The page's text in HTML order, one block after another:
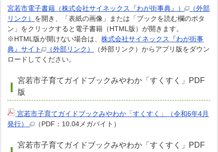
宮若市電子書籍（株式会社サイネックス『わが街事典』）
（外部
リンク） を開き、「表紙の画像」または「ブックを読む欄のボタ
ン」をクリックすると電子書籍（HTML版）が開きます。
※HTML版が開けない場合は、株式会社サイネックス『わが街事
典』サイト
（外部リンク）
（外部リンク）からアプリ版をダウン
ロードしてください。
宮若市子育てガイドブックみやわか「すくすく」PDF
版
宮若市子育てガイドブックみやわか「すくすく」（令和6年4月
発行）
（PDF：10.04メガバイト）
宮若市子育てガイドブックみやわか「すくすく」PDF